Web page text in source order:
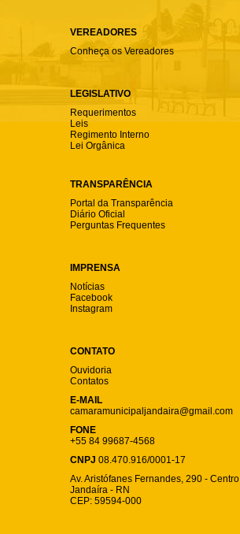
VEREADORES
Conheça os Vereadores
LEGISLATIVO
Requerimentos
Leis
Regimento Interno
Lei Orgânica
TRANSPARÊNCIA
Portal da Transparência
Diário Oficial
Perguntas Frequentes
IMPRENSA
Notícias
Facebook
Instagram
CONTATO
Ouvidoria
Contatos
E-MAIL
camaramunicipaljandaira@gmail.com
FONE
+55 84 99687-4568
CNPJ 08.470.916/0001-17
Av. Aristófanes Fernandes, 290 - Centro
Jandaíra - RN
CEP: 59594-000